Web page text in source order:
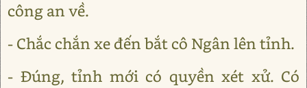
công an về.
- Chắc chắn xe đến bắt cô Ngân lên tỉnh.
- Đúng, tỉnh mới có quyền xét xử. Có